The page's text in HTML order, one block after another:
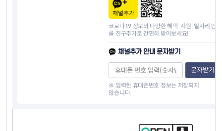
채널추가
코로나19 정보와 다양한 혜택·지원·일자리 안내
를 친구추가로 간편히 받아보세요!
채널추가 안내 문자받기
문자받기
※ 입력한 휴대폰번호 정보는 저장되지
않습니다.